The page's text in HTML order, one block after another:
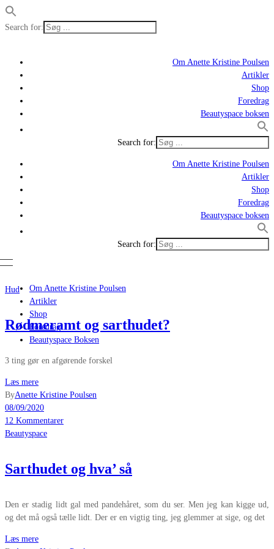
Search for:
Om Anette Kristine Poulsen
Artikler
Shop
Foredrag
Beautyspace boksen
Search for:
Om Anette Kristine Poulsen
Artikler
Shop
Foredrag
Beautyspace boksen
Search for:
Om Anette Kristine Poulsen
Artikler
Shop
Foredrag
Beautyspace Boksen
Hud
Rødmeramt og sarthudet?
3 ting gør en afgørende forskel
Læs mere
ByAnette Kristine Poulsen
08/09/2020
12 Kommentarer
Beautyspace
Sarthudet og hva’ så
Den er stadig lidt gal med pandehåret, som du ser. Men jeg kan kigge ud,
og det må også tælle lidt. Der er en vigtig ting, jeg glemmer at sige, og det
Læs mere